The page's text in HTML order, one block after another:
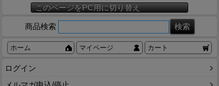
このページをPC用に切り替え
商品検索
ホーム マイページ カート
ログイン